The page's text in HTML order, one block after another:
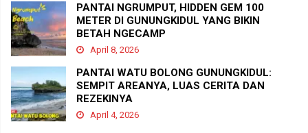
PANTAI NGRUMPUT, HIDDEN GEM 100
METER DI GUNUNGKIDUL YANG BIKIN
BETAH NGECAMP
April 8, 2026
PANTAI WATU BOLONG GUNUNGKIDUL:
SEMPIT AREANYA, LUAS CERITA DAN
REZEKINYA
April 4, 2026